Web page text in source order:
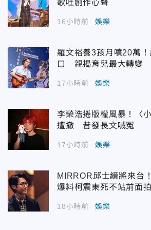
歌吐創作心聲
16小時前 娛樂
羅文裕養3孩月噴20萬
口 親揭育兒最大轉變
17小時前 娛樂
李榮浩捲版權風暴！〈
遭撤 昔發長文喊冤
17小時前 娛樂
MIRROR邱士縉將來台
爆料柯震東死不站前面
18小時前 娛樂